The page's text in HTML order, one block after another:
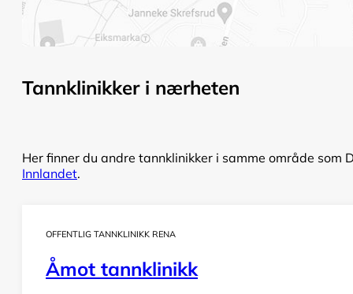
Tannklinikker i nærheten
Her finner du andre tannklinikker i samme område som
Innlandet.
OFFENTLIG TANNKLINIKK RENA
Åmot tannklinikk